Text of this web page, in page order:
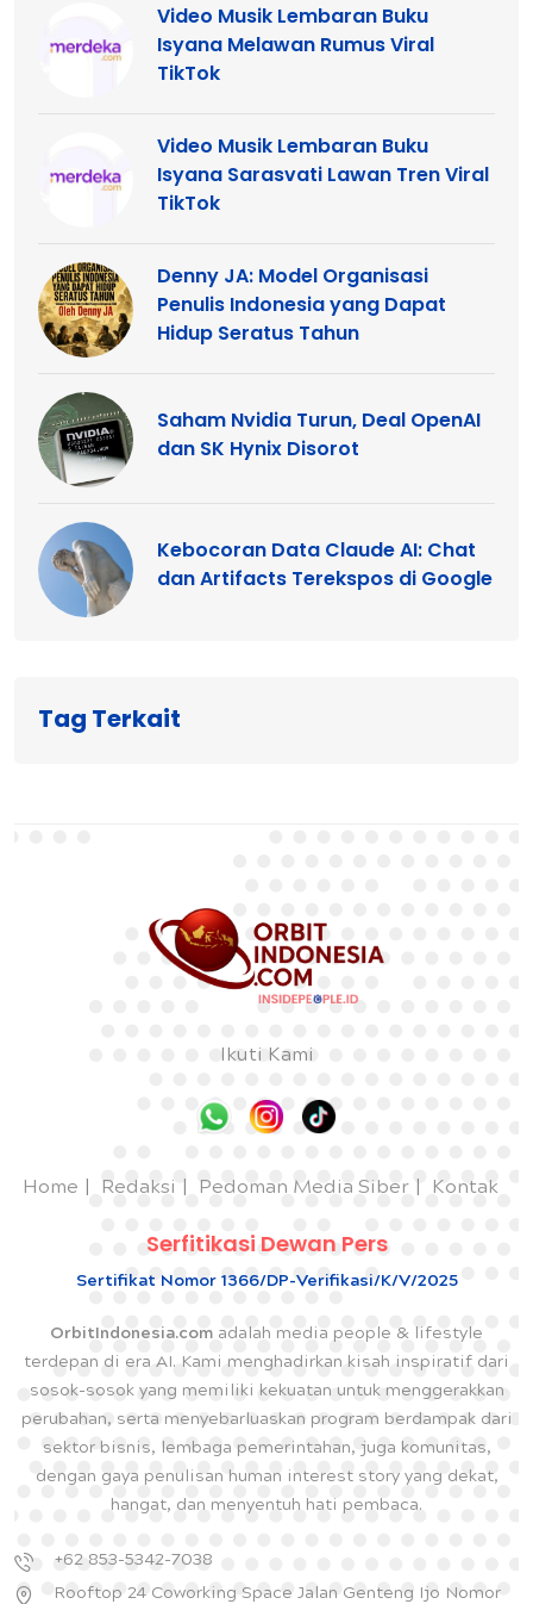
Video Musik Lembaran Buku
Isyana Melawan Rumus Viral
TikTok
Video Musik Lembaran Buku
Isyana Sarasvati Lawan Tren Viral
TikTok
Denny JA: Model Organisasi
Penulis Indonesia yang Dapat
Hidup Seratus Tahun
Saham Nvidia Turun, Deal OpenAI
dan SK Hynix Disorot
Kebocoran Data Claude AI: Chat
dan Artifacts Terekspos di Google
Tag Terkait
Ikuti Kami
Home Redaksi Pedoman Media Siber Kontak
Serfitikasi Dewan Pers
Sertifikat Nomor 1366/DP-Verifikasi/K/V/2025
OrbitIndonesia.com adalah media people & lifestyle
terdepan di era AI. Kami menghadirkan kisah inspiratif dari
sosok-sosok yang memiliki kekuatan untuk menggerakkan
perubahan, serta menyebarluaskan program berdampak dari
sektor bisnis, lembaga pemerintahan, juga komunitas,
dengan gaya penulisan human interest story yang dekat,
hangat, dan menyentuh hati pembaca.
+62 853-5342-7038
Rooftop 24 Coworking Space Jalan Genteng Ijo Nomor